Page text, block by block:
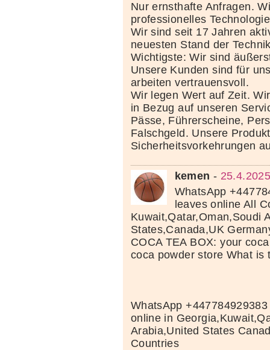
Nur ernsthafte Anfragen.
professionelles
Wir sind seit 17 Jahren
neuesten Stand der
Wichtigste: Wir sind
Unsere Kunden sind für
arbeiten vertrauensvoll.
Wir legen Wert auf Zeit.
in Bezug auf unseren
Pässe, Führerscheine,
Falschgeld. Unsere
Sicherheitsvorkehrungen
kemen -
WhatsApp
leaves online All
Kuwait,Qatar,Oman,Soudi
States,Canada,UK
COCA TEA BOX: your
coca powder store What is
WhatsApp
online in
Arabia,United States
Countries